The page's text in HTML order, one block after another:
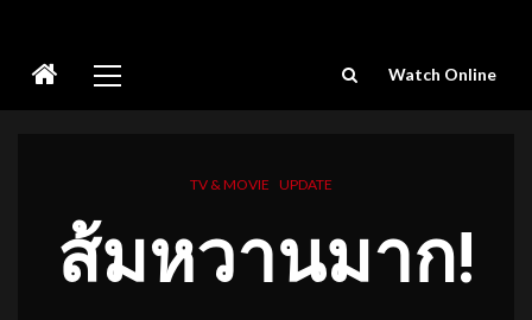
Menu
Watch Online
TV & MOVIE UPDATE
ส้มหวานมาก!